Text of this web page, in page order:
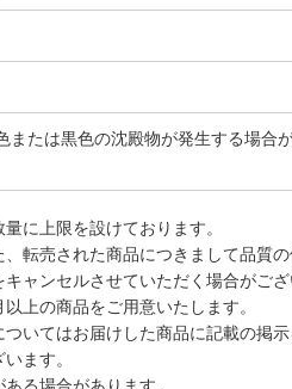
または黒色の沈殿物が発生する場
に上限を設けております。
転売された商品につきまして品質の
ャンセルさせていただく場合がござ
上の商品をご用意いたします。
いてはお届けした商品に記載の掲示
ます。